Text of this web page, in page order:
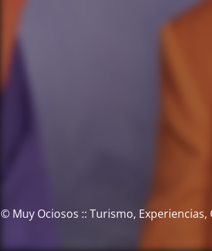
© Muy Ociosos :: Turismo, Experiencias,